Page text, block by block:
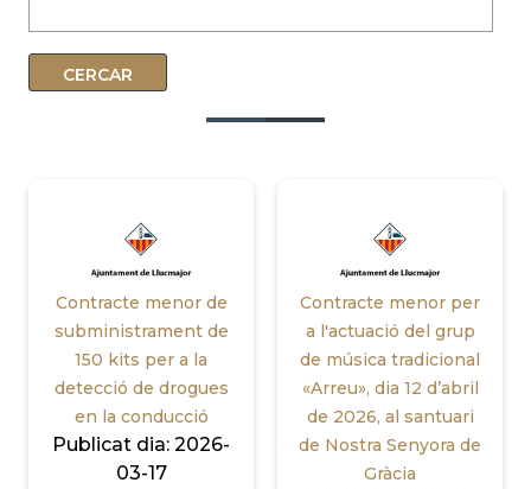
Contracte menor de
subministrament de
150 kits per a la
detecció de drogues
en la conducció
Publicat dia: 2026-
03-17
Contracte menor per
a l'actuació del grup
de música tradicional
«Arreu», dia 12 d’abril
de 2026, al santuari
de Nostra Senyora de
Gràcia